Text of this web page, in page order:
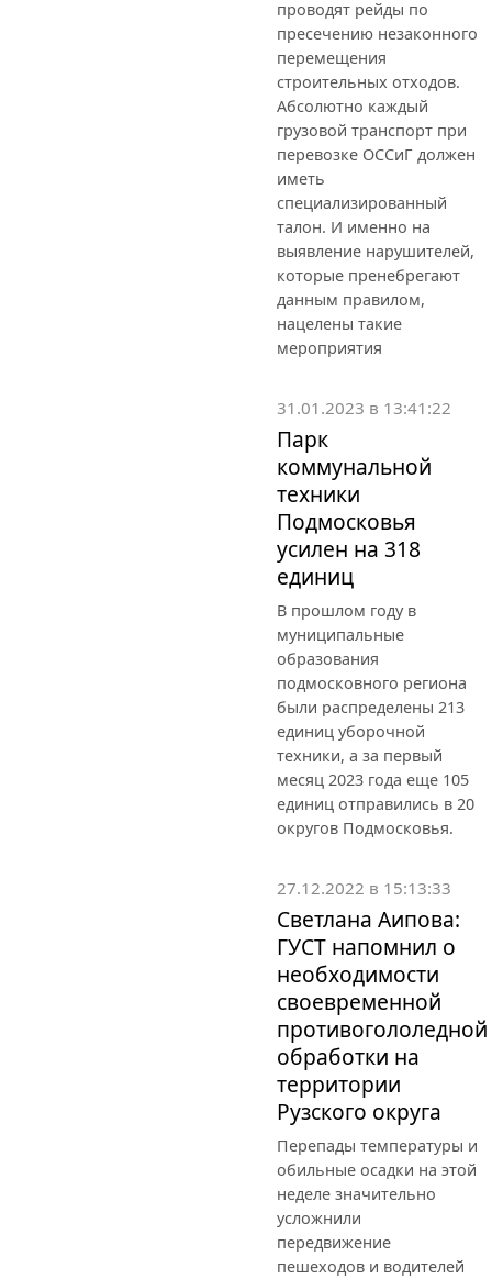
проводят рейды по
пресечению незаконного
перемещения
строительных отходов.
Абсолютно каждый
грузовой транспорт при
перевозке ОССиГ должен
иметь
специализированный
талон. И именно на
выявление нарушителей,
которые пренебрегают
данным правилом,
нацелены такие
мероприятия
31.01.2023 в 13:41:22
Парк
коммунальной
техники
Подмосковья
усилен на 318
единиц
В прошлом году в
муниципальные
образования
подмосковного региона
были распределены 213
единиц уборочной
техники, а за первый
месяц 2023 года еще 105
единиц отправились в 20
округов Подмосковья.
27.12.2022 в 15:13:33
Светлана Аипова:
ГУСТ напомнил о
необходимости
своевременной
противогололедной
обработки на
территории
Рузского округа
Перепады температуры и
обильные осадки на этой
неделе значительно
усложнили
передвижение
пешеходов и водителей